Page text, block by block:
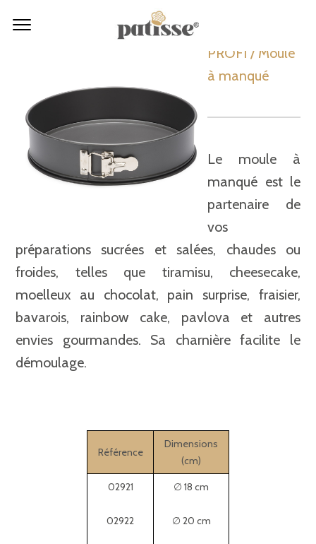
PROFI / Moule
à manqué
Le moule à
manqué est le
partenaire de
vos
préparations sucrées et salées, chaudes ou
froides, telles que tiramisu, cheesecake,
moelleux au chocolat, pain surprise, fraisier,
bavarois, rainbow cake, pavlova et autres
envies gourmandes. Sa charnière facilite le
démoulage.
Référence
Dimensions
(cm)
02921
02922
∅ 18 cm
∅ 20 cm